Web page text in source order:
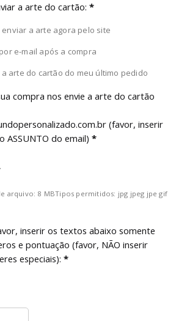
a arte do cartão: *
enviar a arte agora pelo site
e-mail após a compra
a arte do cartão do meu último pedido
compra nos envie a arte do cartão
(favor, inserir
ASSUNTO do email) *
arquivo: 8 MBTipos permitidos: jpg jpeg jpe gif
inserir os textos abaixo somente
e pontuação (favor, NÃO inserir
especiais): *